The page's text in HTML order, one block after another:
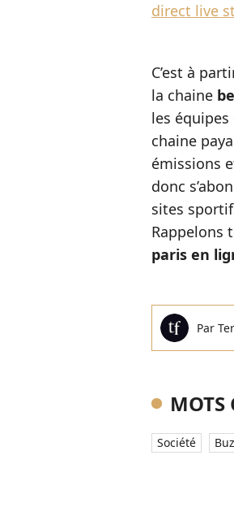
direct live
C’est à
la chaine
les équipes
chaine
émissions
donc
sites
Rappelons
paris en
Par
MOTS
Société